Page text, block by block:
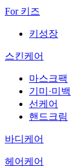
For 키즈
키성장
스킨케어
마스크팩
기미·미백
선케어
핸드크림
바디케어
헤어케어